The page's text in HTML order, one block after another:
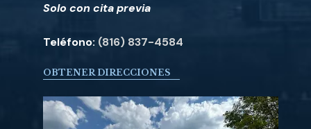
Solo con cita previa
Teléfono: (816) 837-4584
OBTENER DIRECCIONES